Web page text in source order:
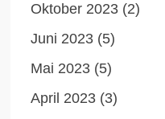
Oktober 2023 (2)
Juni 2023 (5)
Mai 2023 (5)
April 2023 (3)